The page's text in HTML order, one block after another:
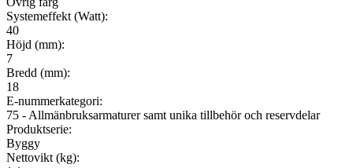
Systemeffekt (Watt):
40
Höjd (mm):
7
Bredd (mm):
18
E-nummerkategori:
75 - Allmänbruksarmaturer samt unika tillbehör och reservdelar
Produktserie:
Byggy
Nettovikt (kg):